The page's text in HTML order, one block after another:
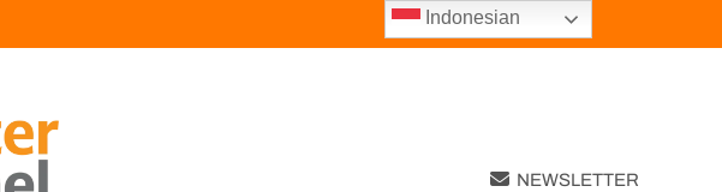
NEWSLETTER
Indonesian